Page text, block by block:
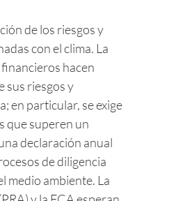
de los riesgos y
con el clima. La
hacen
sus riesgos y
en particular, se exige
que superen un
declaración anual
de diligencia
medio ambiente. La